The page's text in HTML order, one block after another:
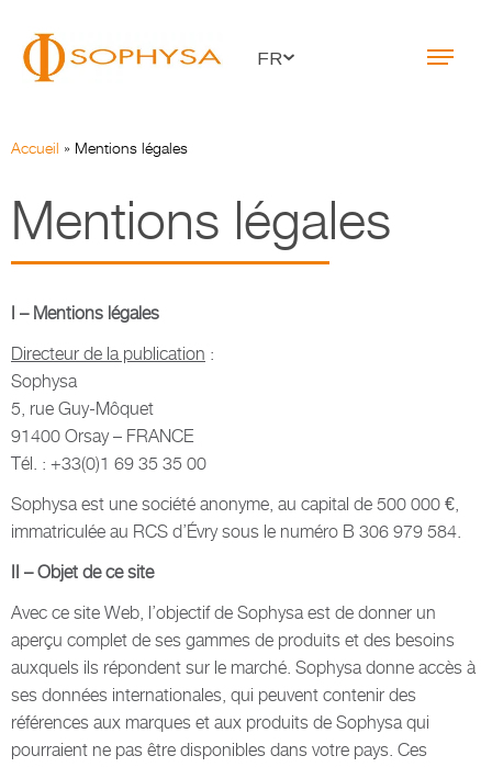
FR
Accueil » Mentions légales
Mentions légales
I – Mentions légales
Directeur de la publication :
Sophysa
5, rue Guy-Môquet
91400 Orsay – FRANCE
Tél. : +33(0)1 69 35 35 00
Sophysa est une société anonyme, au capital de 500 000 €,
immatriculée au RCS d’Évry sous le numéro B 306 979 584.
II – Objet de ce site
Avec ce site Web, l’objectif de Sophysa est de donner un
aperçu complet de ses gammes de produits et des besoins
auxquels ils répondent sur le marché. Sophysa donne accès à
ses données internationales, qui peuvent contenir des
références aux marques et aux produits de Sophysa qui
pourraient ne pas être disponibles dans votre pays. Ces